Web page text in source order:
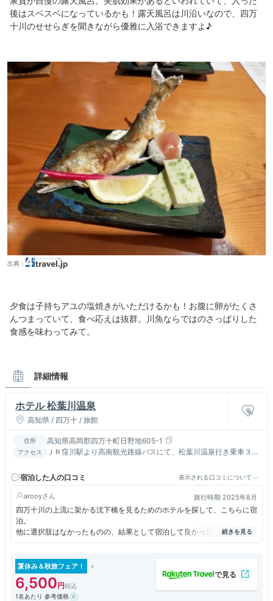
後はスベスベになっているかも！露天風呂は川沿いなので、四万
十川のせせらぎを聞きながら優雅に入浴できますよ♪
出典：
夕食は子持ちアユの塩焼きがいただけるかも！お腹に卵がたくさ
んつまっていて、食べ応えは抜群。川魚ならではのさっぱりした
食感を味わってみて。
詳細情報
ホテル 松葉川温泉
高知県 / 四万十 / 旅館
住所 高知県高岡郡四万十町日野地605-1
アクセス
ＪＲ窪川駅より高南観光路線バスにて、松葉川温泉行き乗車３５
宿泊した人の口コミ
表示される口コミについて
arooy 旅行時期 2025年8月
四万十川の上流に架かる沈下橋を見るためのホテルを探して、こちらに宿
泊。
他に選択肢はなかったものの、結果として宿泊して良かったです。
現存する沈下橋では最古の「一斗俵沈下橋」へは、チェックアウト直後に
最上階（たしか4階）の部屋は天井が高く、開放感があります。
川を見渡せる露天風呂が最高でした。
子持ち鮎付の夕食は、値段相応な感じでした。
夏休み＆秋旅フェア！
6,500
1名あたり 参考価格